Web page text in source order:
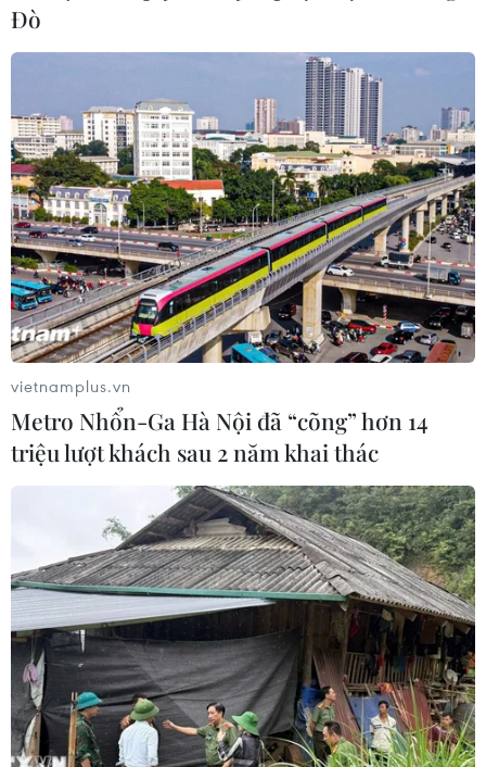
Thủ tướng Thái Lan Prayut bị Tòa án Hiến
pháp đình chỉ nhiệm vụ
24/08/2022 07:39
Hôm 17/8, phe đối lập đã chính thức kiến nghị lên Tòa
án Hiến pháp yêu cầu phán quyết về nhiệm kỳ 8 năm
của Thủ tướng Prayut và yêu cầu ông Prayut bị đình chỉ
chức vụ trong thời gian chờ phán quyết.
Đò
vietnamplus.vn
Metro Nhổn-Ga Hà Nội đã “cõng” hơn 14
triệu lượt khách sau 2 năm khai thác